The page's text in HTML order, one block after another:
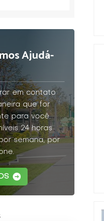
Ajudá-
em contato
que for
para você.
24 horas
semana, por